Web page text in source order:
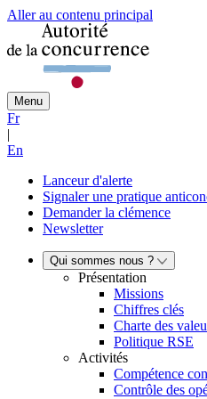
Aller au contenu principal
Menu
Fr
|
En
Lanceur d'alerte
Signaler une pratique
Demander la clémence
Newsletter
Qui sommes nous ?
Présentation
Missions
Chiffres clés
Charte des
Politique RSE
Activités
Compétence
Contrôle des